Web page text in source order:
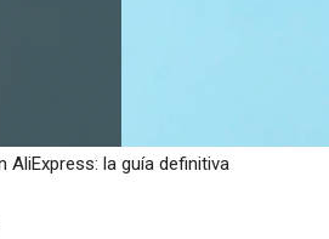
la guía definitiva